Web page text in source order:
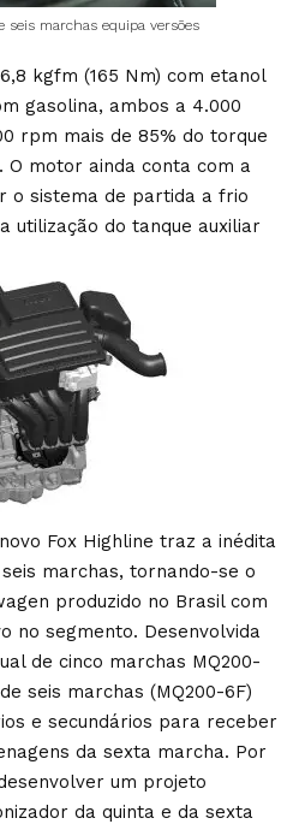
seis marchas equipa versões
kgfm (165 Nm) com etanol
gasolina, ambos a 4.000
rpm mais de 85% do torque
O motor ainda conta com a
o sistema de partida a frio
utilização do tanque auxiliar
Fox Highline traz a inédita
marchas, tornando-se o
produzido no Brasil com
no segmento. Desenvolvida
de cinco marchas MQ200-
seis marchas (MQ200-6F)
e secundários para receber
da sexta marcha. Por
um projeto
da quinta e da sexta